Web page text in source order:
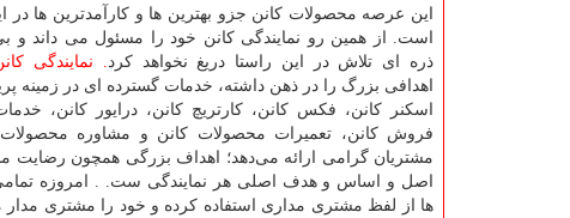
این عرصه محصولات کانن جزو بهترین ها و کارآمدترین ها در
است. از همین رو نمایندگی کانن خود را مسئول می داند و
ذره ای تلاش در این راستا دریغ نخواهد کرد. نمایندگی
اهدافی بزرگ را در ذهن داشته، خدمات گسترده ای در زمینه
اسکنر کانن، فکس کانن، کارتریچ کانن، درایور کانن،
فروش کانن، تعمیرات محصولات کانن و مشاوره محصولات
مشتریان گرامی ارائه می‌دهد؛ اهداف بزرگی همچون رضایت
اصل و اساس و هدف اصلی هر نمایندگی ست. . امروزه
ها از لفظ مشتری مداری استفاده کرده و خود را مشتری مدار